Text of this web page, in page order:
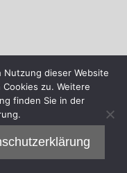
Nutzung dieser Website
zu. Weitere
finden Sie in der